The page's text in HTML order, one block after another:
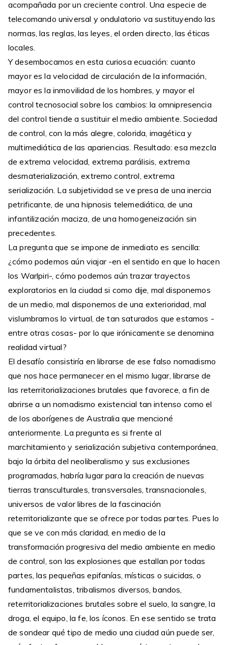
acompañada por un creciente control. Una especie de
telecomando universal y ondulatorio va sustituyendo las
normas, las reglas, las leyes, el orden directo, las éticas
locales.
Y desembocamos en esta curiosa ecuación: cuanto
mayor es la velocidad de circulación de la información,
mayor es la inmovilidad de los hombres, y mayor el
control tecnosocial sobre los cambios: la omnipresencia
del control tiende a sustituir el medio ambiente. Sociedad
de control, con la más alegre, colorida, imagética y
multimediática de las apariencias. Resultado: esa mezcla
de extrema velocidad, extrema parálisis, extrema
desmaterialización, extremo control, extrema
serialización. La subjetividad se ve presa de una inercia
petrificante, de una hipnosis telemediática, de una
infantilización maciza, de una homogeneización sin
precedentes.
La pregunta que se impone de inmediato es sencilla:
¿cómo podemos aún viajar -en el sentido en que lo hacen
los Warlpiri-, cómo podemos aún trazar trayectos
exploratorios en la ciudad si como dije, mal disponemos
de un medio, mal disponemos de una exterioridad, mal
vislumbramos lo virtual, de tan saturados que estamos -
entre otras cosas- por lo que irónicamente se denomina
realidad virtual?
El desafío consistiría en librarse de ese falso nomadismo
que nos hace permanecer en el mismo lugar, librarse de
las reterritorializaciones brutales que favorece, a fin de
abrirse a un nomadismo existencial tan intenso como el
de los aborígenes de Australia que mencioné
anteriormente. La pregunta es si frente al
marchitamiento y serialización subjetiva contemporánea,
bajo la órbita del neoliberalismo y sus exclusiones
programadas, habría lugar para la creación de nuevas
tierras transculturales, transversales, transnacionales,
universos de valor libres de la fascinación
reterritorializante que se ofrece por todas partes. Pues lo
que se ve con más claridad, en medio de la
transformación progresiva del medio ambiente en medio
de control, son las explosiones que estallan por todas
partes, las pequeñas epifanías, místicas o suicidas, o
fundamentalistas, tribalismos diversos, bandos,
reterritorializaciones brutales sobre el suelo, la sangre, la
droga, el equipo, la fe, los íconos. En ese sentido se trata
de sondear qué tipo de medio una ciudad aún puede ser,